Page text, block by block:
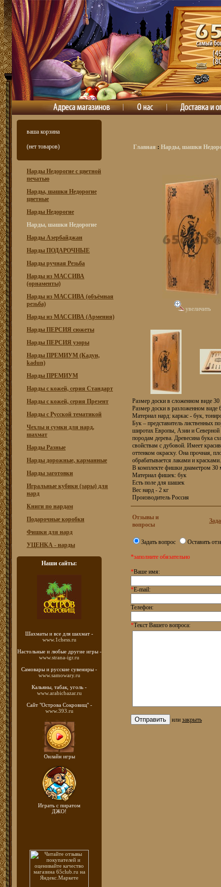
ваша корзина
(нет товаров)
Нарды Недорогие с цветной
печатью
Нарды, шашки Недорогие
цветные
Нарды Недорогие
Нарды, шашки Недорогие
Нарды Азербайджан
Нарды ПОДАРОЧНЫЕ
Нарды ручная Резьба
Нарды из МАССИВА
(орнаменты)
Нарды из МАССИВА (объёмная
резьба)
Нарды из МАССИВА (Армения)
Нарды ПЕРСИЯ сюжеты
Нарды ПЕРСИЯ узоры
Нарды ПРЕМИУМ (Кадун,
kadun)
Нарды ПРЕМИУМ
Нарды с кожей, серия Стандарт
Нарды с кожей, серия Презент
Нарды с Русской тематикой
Чехлы и сумки для нард,
шахмат
Нарды Разные
Нарды дорожные, карманные
Нарды заготовки
Игральные кубики (зары) для
нард
Книги по нардам
Подарочные коробки
Фишки для нард
УЦЕНКА - нарды
Наши сайты:
Шахматы и все для шахмат -
www.1chess.ru
Настольные и любые другие игры -
www.strana-igr.ru
Самовары и русские сувениры -
www.samowary.ru
Кальяны, табак, уголь -
www.arabicbazar.ru
Сайт "Острова Сокровищ" -
www.393.ru
Онлайн игры
Играть с пиратом
ДЖО!
Главная : Нарды, шашки
увеличить
Размер доски в сложенном виде 30
Размер доски в разложенном виде
Материал нард: каркас - бук,
Бук – представитель лиственных
широтах Европы, Азии и
породам дерева. Древесина бука
свойствам с дубовой. Имеет
оттенком окраску. Она прочная,
обрабатывается лаками и красками.
В комплекте фишки диаметром 30
Материал фишек: бук
Есть поле для шашек
Вес нард - 2 кг
Производитель Россия
Отзывы и
вопросы
Задать вопрос Оставить
*заполните обязательно
*Ваше имя:
*E-mail:
Телефон:
*Текст Вашего вопроса:
или закрыть